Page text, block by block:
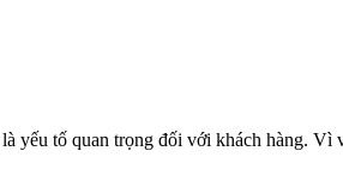
yếu tố quan trọng đối với khách hàng.